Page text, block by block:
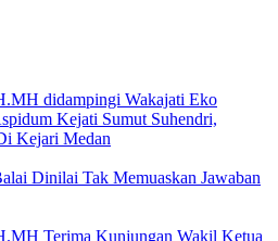
didampingi Wakajati Eko
Kejati Sumut Suhendri,
Kejari Medan
Dinilai Tak Memuaskan Jawaban
Terima Kunjungan Wakil Ketua